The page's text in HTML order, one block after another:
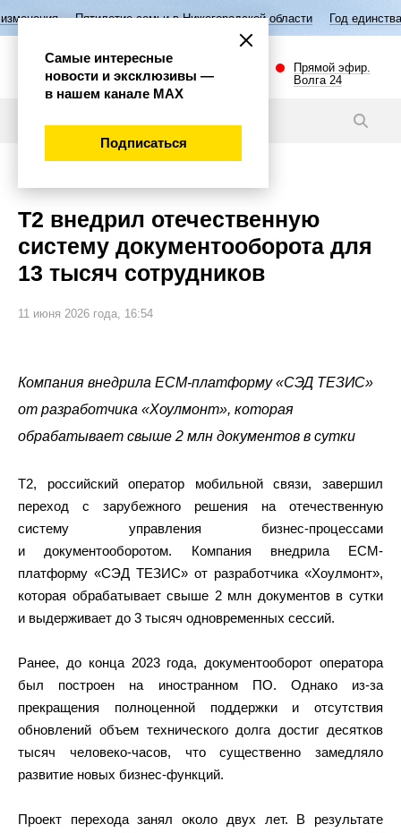
семьи в Нижегородской области Год единства народов России
Прямой эфир.
Волга 24
Т2 внедрил отечественную
систему документооборота для
13 тысяч сотрудников
11 июня 2026 года, 16:54
Компания внедрила ECM-платформу «СЭД ТЕЗИС»
от разработчика «Хоулмонт», которая
обрабатывает свыше 2 млн документов в сутки
Т2, российский оператор мобильной связи, завершил
переход с зарубежного решения на отечественную
систему управления бизнес-процессами
и документооборотом. Компания внедрила ECM-
платформу «СЭД ТЕЗИС» от разработчика «Хоулмонт»,
которая обрабатывает свыше 2 млн документов в сутки
и выдерживает до 3 тысяч одновременных сессий.
Ранее, до конца 2023 года, документооборот оператора
был построен на иностранном ПО. Однако из-за
прекращения полноценной поддержки и отсутствия
обновлений объем технического долга достиг десятков
тысяч человеко-часов, что существенно замедляло
развитие новых бизнес-функций.
Проект перехода занял около двух лет. В результате
Самые интересные
новости и эксклюзивы —
в нашем канале МАХ
Подписаться